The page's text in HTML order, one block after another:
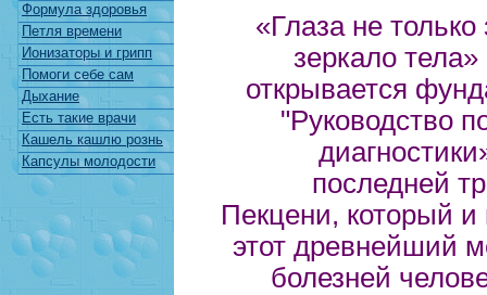
Формула здоровья
Петля времени
Ионизаторы и грипп
Помоги себе сам
Дыхание
Есть такие врачи
Кашель кашлю рознь
Капсулы молодости
«Глаза не
зеркало тела»
открывается
"Руководство
последней
Пекцени, который
этот древнейший
болезней